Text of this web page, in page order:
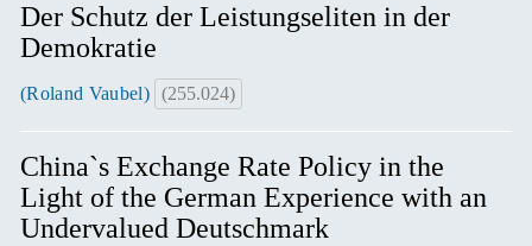
Der Schutz der Leistungseliten in der
Demokratie
(Roland Vaubel) (255.024)
China`s Exchange Rate Policy in the
Light of the German Experience with an
Undervalued Deutschmark